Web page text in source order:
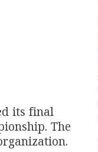
its final
The